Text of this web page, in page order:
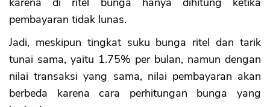
pembayaran tidak lunas.
Jadi, meskipun tingkat suku bunga ritel dan tarik
tunai sama, yaitu 1.75% per bulan, namun dengan
nilai transaksi yang sama, nilai pembayaran akan
berbeda karena cara perhitungan bunga yang